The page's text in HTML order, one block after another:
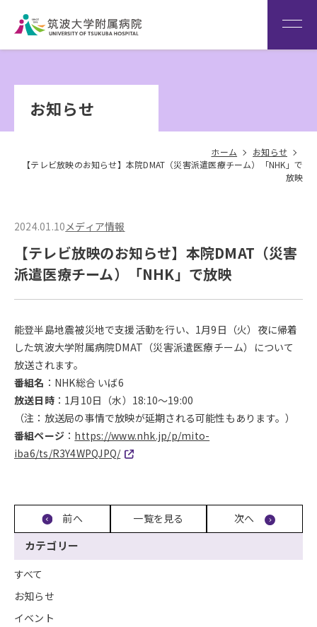
患者さん専用回線
（※本院は全科予約制です）
Language
お知らせ
ホーム
お知らせ
【テレビ放映のお知らせ】本院DMAT（災害派遣医療チーム）「NHK」で
放映
カテゴリー
すべて
お知らせ
イベント
2024.01.10メディア情報
【テレビ放映のお知らせ】本院DMAT（災害
派遣医療チーム）「NHK」で放映
能登半島地震被災地で支援活動を行い、1月9日（火）夜に帰着
した筑波大学附属病院DMAT（災害派遣医療チーム）について
放送されます。
番組名 ：NHK総合 いば6
放送日時：1月10日（水）18:10～19:00
（注：放送局の事情で放映が延期される可能性もあります。）
番組ページ ： https://www.nhk.jp/p/mito-
iba6/ts/R3Y4WPQJPQ/
前へ 一覧を見る 次へ